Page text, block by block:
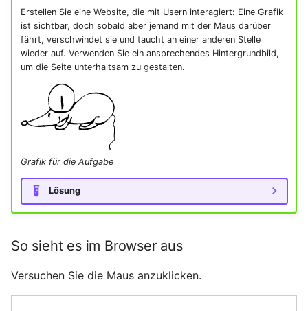
Erstellen Sie eine Website, die mit Usern interagiert: Eine Grafik
ist sichtbar, doch sobald aber jemand mit der Maus darüber
fährt, verschwindet sie und taucht an einer anderen Stelle
wieder auf. Verwenden Sie ein ansprechendes Hintergrundbild,
um die Seite unterhaltsam zu gestalten.
Grafik für die Aufgabe
Lösung
So sieht es im Browser aus
Versuchen Sie die Maus anzuklicken.